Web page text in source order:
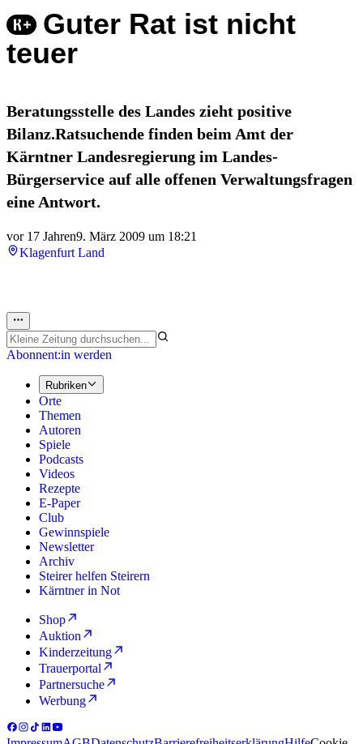
Guter Rat ist nicht
teuer
Beratungsstelle des Landes zieht positive
Bilanz.Ratsuchende finden beim Amt der
Kärntner Landesregierung im Landes-
Bürgerservice auf alle offenen Verwaltungsfragen
eine Antwort.
vor 17 Jahren9. März 2009 um 18:21
Klagenfurt Land
Abonnent:in werden
Rubriken
Orte
Themen
Autoren
Spiele
Podcasts
Videos
Rezepte
E-Paper
Club
Gewinnspiele
Newsletter
Archiv
Steirer helfen Steirern
Kärntner in Not
Shop
Auktion
Kinderzeitung
Trauerportal
Partnersuche
Werbung